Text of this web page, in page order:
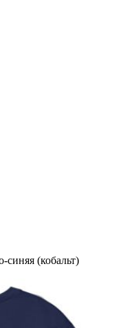
синяя (кобальт)